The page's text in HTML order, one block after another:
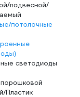
подвесной/
потолочные
светодиоды
Пластик